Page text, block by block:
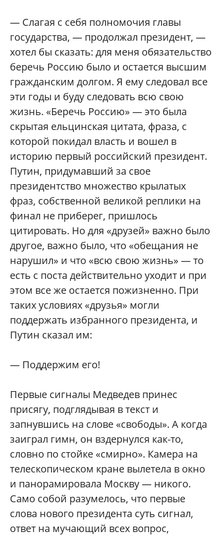
— Слагая с себя полномочия главы
государства, — продолжал президент, —
хотел бы сказать: для меня обязательство
беречь Россию было и остается высшим
гражданским долгом. Я ему следовал все
эти годы и буду следовать всю свою
жизнь. «Беречь Россию» — это была
скрытая ельцинская цитата, фраза, с
которой покидал власть и вошел в
историю первый российский президент.
Путин, придумавший за свое
президентство множество крылатых
фраз, собственной великой реплики на
финал не приберег, пришлось
цитировать. Но для «друзей» важно было
другое, важно было, что «обещания не
нарушил» и что «всю свою жизнь» — то
есть с поста действительно уходит и при
этом все же остается пожизненно. При
таких условиях «друзья» могли
поддержать избранного президента, и
Путин сказал им:
— Поддержим его!
Первые сигналы Медведев принес
присягу, подглядывая в текст и
запнувшись на слове «свободы». А когда
заиграл гимн, он вздернулся как-то,
словно по стойке «смирно». Камера на
телескопическом кране вылетела в окно
и панорамировала Москву — никого.
Само собой разумелось, что первые
слова нового президента суть сигнал,
ответ на мучающий всех вопрос,